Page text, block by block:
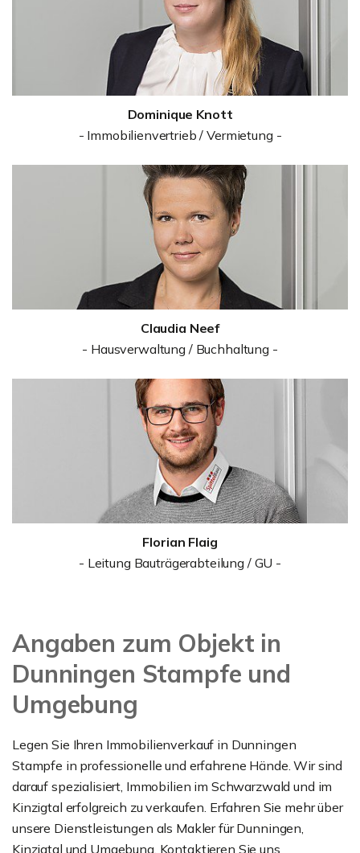
Dominique Knott
- Immobilienvertrieb / Vermietung -
Claudia Neef
- Hausverwaltung / Buchhaltung -
Florian Flaig
- Leitung Bauträgerabteilung / GU -
Angaben zum Objekt in
Dunningen Stampfe und
Umgebung
Legen Sie Ihren Immobilienverkauf in Dunningen
Stampfe in professionelle und erfahrene Hände. Wir sind
darauf spezialisiert, Immobilien im Schwarzwald und im
Kinzigtal erfolgreich zu verkaufen. Erfahren Sie mehr über
unsere Dienstleistungen als Makler für Dunningen,
Kinzigtal und Umgebung. Kontaktieren Sie uns